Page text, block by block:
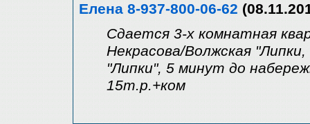
Елена 8-937-800-06-62
Сдается 3-х комнатная
Некрасова/Волжская
"Липки", 5 минут до
15т.р.+ком